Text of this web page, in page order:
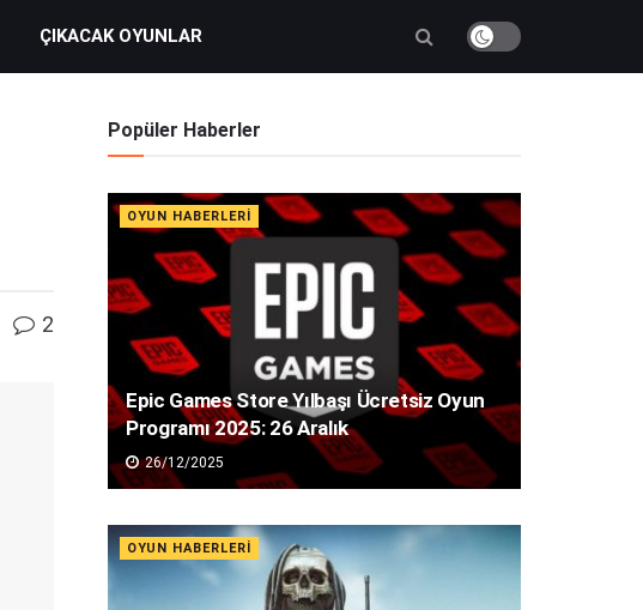
ÇIKACAK OYUNLAR
2
Popüler Haberler
OYUN HABERLERI
Epic Games Store Yılbaşı Ücretsiz Oyun
Programı 2025: 26 Aralık
26/12/2025
OYUN HABERLERI